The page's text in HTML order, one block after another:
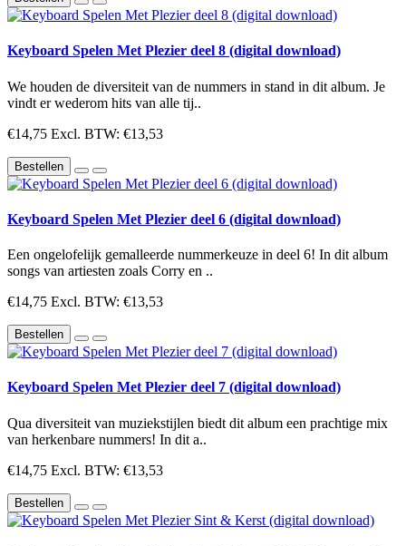
Keyboard Spelen Met Plezier deel 8 (digital download)
We houden de diversiteit van de nummers in stand in dit album. Je
vindt er wederom hits van alle tij..
€14,75 Excl. BTW: €13,53
Bestellen
Keyboard Spelen Met Plezier deel 6 (digital download)
Een ongelofelijk gemalleerde nummerkeuze in deel 6! In dit album
songs van artiesten zoals Corry en ..
€14,75 Excl. BTW: €13,53
Bestellen
Keyboard Spelen Met Plezier deel 7 (digital download)
Qua diversiteit van muziekstijlen biedt dit album een prachtige mix
van herkenbare nummers! In dit a..
€14,75 Excl. BTW: €13,53
Bestellen